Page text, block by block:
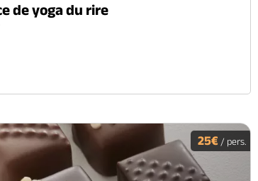
de yoga du rire
25€/ pers.